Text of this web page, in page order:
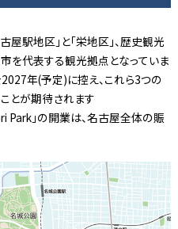
駅地区」と「栄地区」、歴史観光
を代表する観光拠点となっていま
年(予定)に控え、これら3つの
とが期待されます
Park」の開業は、名古屋全体の賑